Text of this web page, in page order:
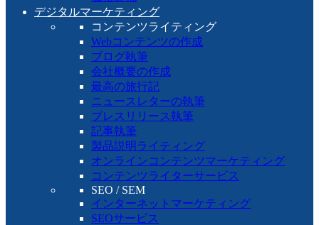
デジタルマーケティング
コンテンツライティング
Webコンテンツの作成
ブログ執筆
会社概要の作成
最高の旅行記
ニュースレターの執筆
プレスリリース執筆
記事執筆
製品説明ライティング
オンラインコンテンツマーケティング
コンテンツライターサービス
SEO / SEM
インターネットマーケティング
SEOサービス